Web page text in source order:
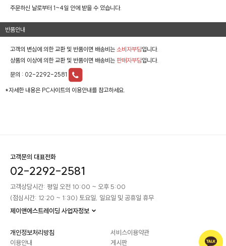
주문하신 날로부터 1~4일 안에 받을 수 있습니다.
반품안내
고객의 변심에 의한 교환 및 반품이면 배송비는 소비자부담입니다.
상품의 이상에 의한 교환 및 반품이면 배송비는 판매자부담입니다.
문의 : 02-2292-2581
*자세한 내용은 PC사이트의 이용안내를 참고하세요.
고객문의 대표전화
02-2292-2581
고객상담시간: 평일 오전 10:00 ~ 오후 5:00
(점심시간: 12:20 ~ 1:30) 토요일, 일요일 및 공휴일 휴무
제이앤에스트레이딩 사업자정보
개인정보처리방침
서비스이용약관
이용안내
게시판